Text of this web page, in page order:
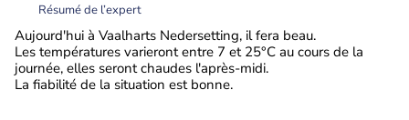
Résumé de l’expert
Aujourd'hui à Vaalharts Nedersetting, il fera beau.
Les températures varieront entre 7 et 25°C au cours de la
journée, elles seront chaudes l'après-midi.
La fiabilité de la situation est bonne.